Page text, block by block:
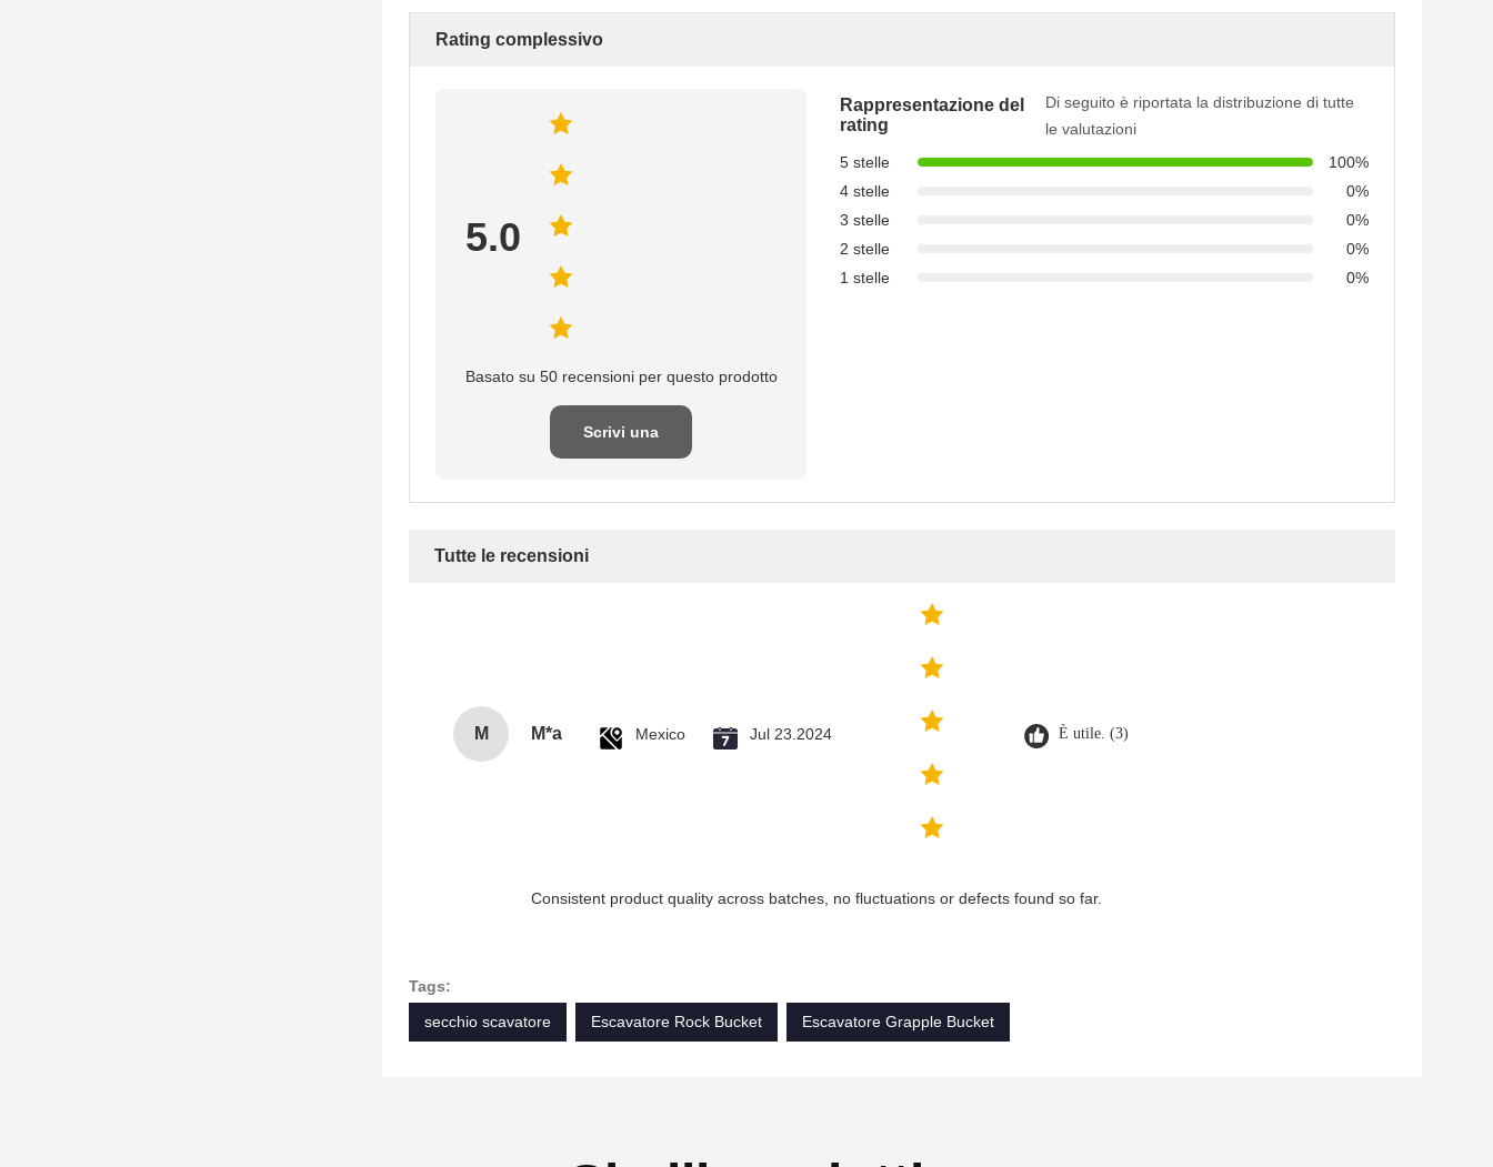
Rating complessivo
5.0
Basato su 50 recensioni per questo prodotto
Scrivi una
Rappresentazione del
rating
Di seguito è riportata la distribuzione di tutte
le valutazioni
5 stelle
100%
4 stelle
0%
3 stelle
0%
2 stelle
0%
1 stelle
0%
Tutte le recensioni
M M*a Mexico Jul 23.2024 È utile. (3)
Consistent product quality across batches, no fluctuations or defects found so far.
Tags:
secchio scavatore
Escavatore Rock Bucket Escavatore Grapple Bucket